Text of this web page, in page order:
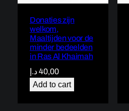
Donaties zijn
welkom,
Maaltijden voor de
minder bedeelden
in Ras Al Khaimah
40,00د.إ
Add to cart